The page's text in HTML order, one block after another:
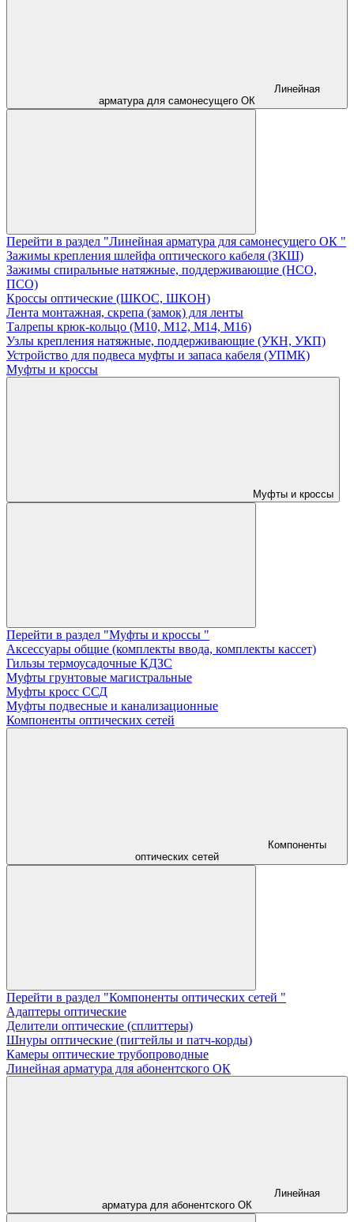
Линейная
арматура для самонесущего ОК
Перейти в раздел "Линейная арматура для самонесущего ОК "
Зажимы крепления шлейфа оптического кабеля (ЗКШ)
Зажимы спиральные натяжные, поддерживающие (НСО,
ПСО)
Кроссы оптические (ШКОС, ШКОН)
Лента монтажная, скрепа (замок) для ленты
Талрепы крюк-кольцо (М10, М12, М14, М16)
Узлы крепления натяжные, поддерживающие (УКН, УКП)
Устройство для подвеса муфты и запаса кабеля (УПМК)
Муфты и кроссы
Муфты и кроссы
Перейти в раздел "Муфты и кроссы "
Аксессуары общие (комплекты ввода, комплекты кассет)
Гильзы термоусадочные КДЗС
Муфты грунтовые магистральные
Муфты кросс ССД
Муфты подвесные и канализационные
Компоненты оптических сетей
Компоненты
оптических сетей
Перейти в раздел "Компоненты оптических сетей "
Адаптеры оптические
Делители оптические (сплиттеры)
Шнуры оптические (пигтейлы и патч-корды)
Камеры оптические трубопроводные
Линейная арматура для абонентского ОК
Линейная
арматура для абонентского ОК